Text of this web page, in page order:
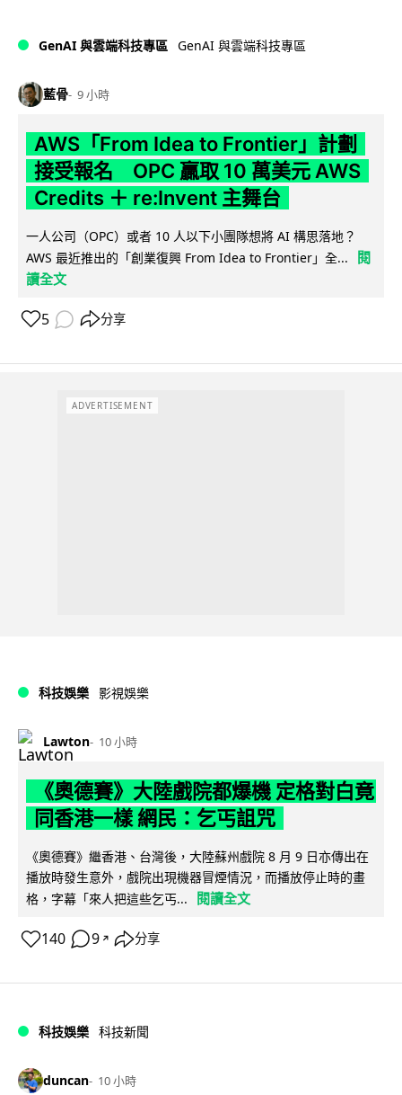
GenAI 與雲端科技專區 GenAI 與雲端科技專區
藍骨 9 小時
AWS「From Idea to Frontier」計劃
接受報名 OPC 贏取 10 萬美元 AWS
Credits ＋ re:Invent 主舞台
一人公司（OPC）或者 10 人以下小團隊想將 AI 構思落地？
AWS 最近推出的「創業復興 From Idea to Frontier」全...
閱
讀全文
5 分享
ADVERTISEMENT
科技娛樂 影視娛樂
Lawton 10 小時
《奧德賽》大陸戲院都爆機 定格對白竟
同香港一樣 網民：乞丐詛咒
《奧德賽》繼香港、台灣後，大陸蘇州戲院 8 月 9 日亦傳出在
播放時發生意外，戲院出現機器冒煙情況，而播放停止時的畫
格，字幕「來人把這些乞丐...
閱讀全文
140 9 ↗ 分享
科技娛樂 科技新聞
duncan 10 小時